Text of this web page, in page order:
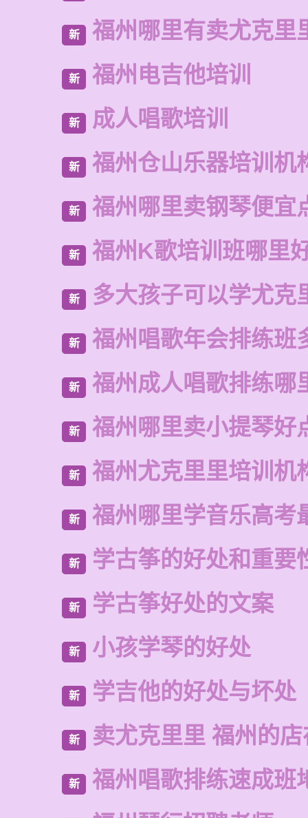
新 福州哪里有卖尤克里
新 福州电吉他培训
新 成人唱歌培训
新 福州仓山乐器培训机
新 福州哪里卖钢琴便宜
新 福州K歌培训班哪里
新 多大孩子可以学尤克
新 福州唱歌年会排练班
新 福州成人唱歌排练哪
新 福州哪里卖小提琴好
新 福州尤克里里培训机
新 福州哪里学音乐高考
新 学古筝的好处和重要
新 学古筝好处的文案
新 小孩学琴的好处
新 学吉他的好处与坏处
新 卖尤克里里 福州的
新 福州唱歌排练速成班